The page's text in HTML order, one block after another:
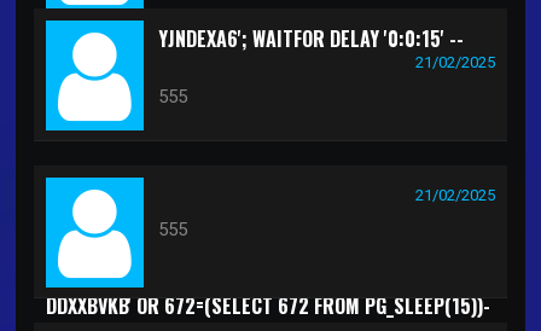
YJNDEXA6'; WAITFOR DELAY '0:0:15' --
21/02/2025
555
DDXXBVKB' OR 672=(SELECT 672 FROM PG_SLEEP(15))-
21/02/2025
555